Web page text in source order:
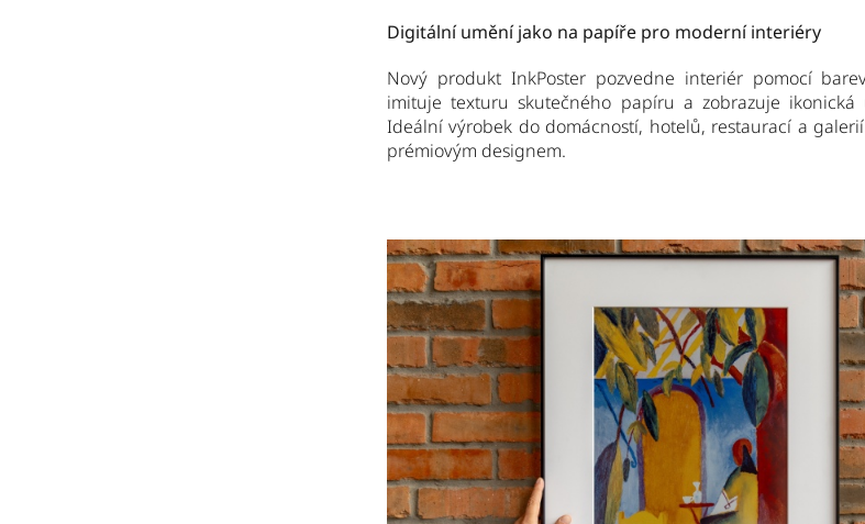
Digitální umění jako na papíře pro moderní interiéry
Nový produkt InkPoster pozvedne interiér pomocí
imituje texturu skutečného papíru a zobrazuje
Ideální výrobek do domácností, hotelů, restaurací a
prémiovým designem.